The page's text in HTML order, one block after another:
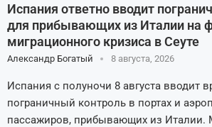
Испания ответно вводит
для прибывающих из Италии на
миграционного кризиса в Сеуте
Александр Богатый 8 августа, 2026
Испания с полуночи 8 августа вводит
пограничный контроль в портах и
пассажиров, прибывающих из Италии.